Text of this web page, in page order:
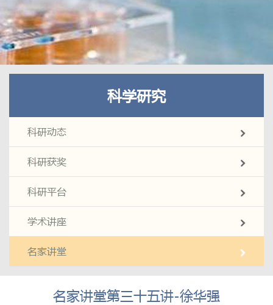
科学研究
科研动态
科研获奖
科研平台
学术讲座
名家讲堂
名家讲堂第三十五讲-徐华强